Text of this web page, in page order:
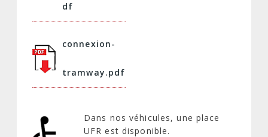
df
connexion-
tramway.pdf
Dans nos véhicules, une place
UFR est disponible.